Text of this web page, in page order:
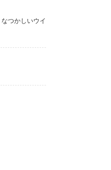
つかしいウイ